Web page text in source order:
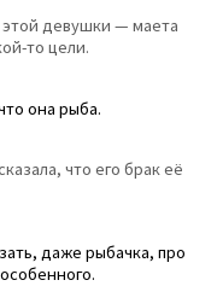
этой девушки — маета
то цели.
она рыба.
что его брак её
даже рыбачка, про